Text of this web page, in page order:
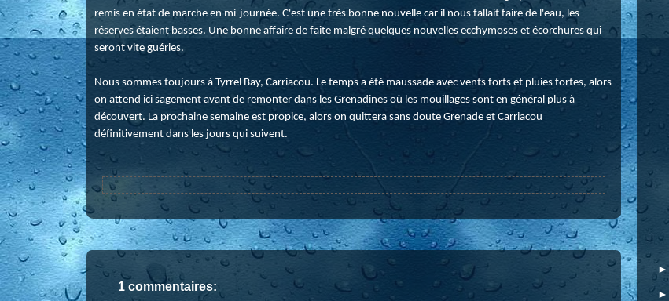
remis en état de marche en mi-journée. C'est une très bonne nouvelle car il nous fallait faire de l'eau, les
réserves étaient basses. Une bonne affaire de faite malgré quelques nouvelles ecchymoses et écorchures qui
seront vite guéries.
Nous sommes toujours à Tyrrel Bay, Carriacou. Le temps a été maussade avec vents forts et pluies fortes, alors
on attend ici sagement avant de remonter dans les Grenadines où les mouillages sont en général plus à
découvert. La prochaine semaine est propice, alors on quittera sans doute Grenade et Carriacou
définitivement dans les jours qui suivent.
1 commentaires:
►
►